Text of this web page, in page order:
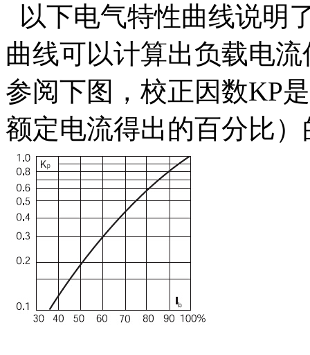
以下电气特性曲线说明
曲线可以计算出负载电
参阅下图，校正因数KP
额定电流得出的百分比